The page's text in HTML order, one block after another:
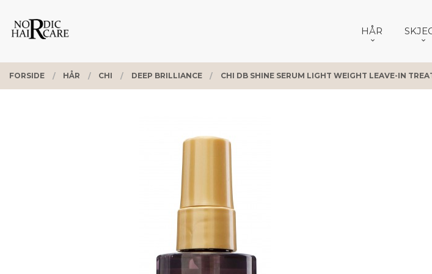
innholdet
PRODUKTER
HÅR
FORSIDE HÅR CHI DEEP BRILLIANCE CHI DB SHINE SERUM LIGHT WEIGHT LEAVE-IN